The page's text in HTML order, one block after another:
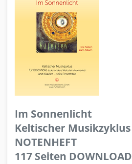
Im Sonnenlicht
Keltischer Musikzyklus
NOTENHEFT
117 Seiten DOWNLOAD